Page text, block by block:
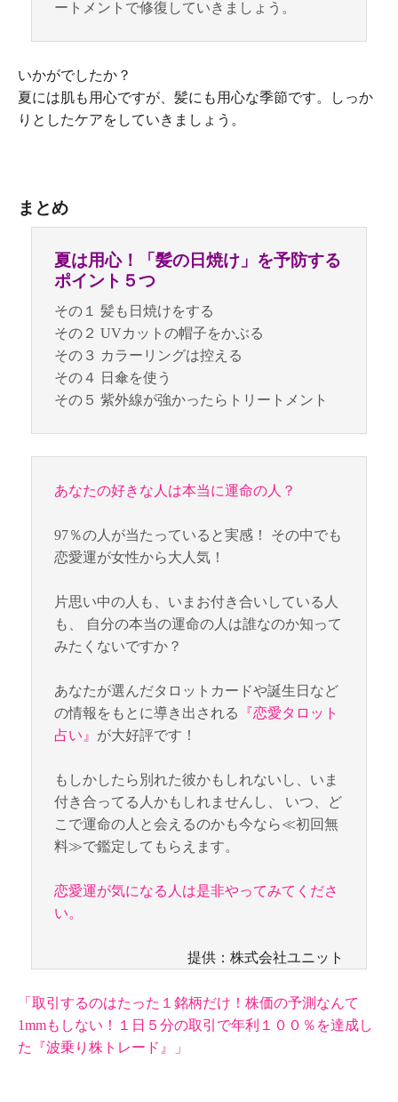
ートメントで修復していきましょう。
いかがでしたか？
夏には肌も用心ですが、髪にも用心な季節です。しっか
りとしたケアをしていきましょう。
まとめ
夏は用心！「髪の日焼け」を予防する
ポイント５つ
その１ 髪も日焼けをする
その２ UVカットの帽子をかぶる
その３ カラーリングは控える
その４ 日傘を使う
その５ 紫外線が強かったらトリートメント
あなたの好きな人は本当に運命の人？
97％の人が当たっていると実感！ その中でも
恋愛運が女性から大人気！
片思い中の人も、いまお付き合いしている人
も、 自分の本当の運命の人は誰なのか知って
みたくないですか？
あなたが選んだタロットカードや誕生日など
の情報をもとに導き出される
『恋愛タロット
占い』 が大好評です！
もしかしたら別れた彼かもしれないし、いま
付き合ってる人かもしれませんし、 いつ、ど
こで運命の人と会えるのかも今なら≪初回無
料≫で鑑定してもらえます。
恋愛運が気になる人は是非やってみてくださ
い。
提供：株式会社ユニット
「取引するのはたった１銘柄だけ！株価の予測なんて
1mmもしない！１日５分の取引で年利１００％を達成し
た『波乗り株トレード』」